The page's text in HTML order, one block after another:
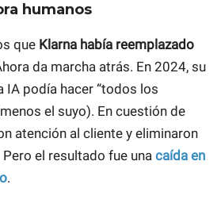
humanos
que Klarna había reemplazado
da marcha atrás. En 2024, su
IA podía hacer “todos los
el suyo). En cuestión de
atención al cliente y eliminaron
el resultado fue una caída en
.